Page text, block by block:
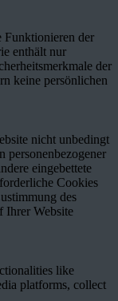
Funktionieren der
enthält nur
der
keine persönlichen
nicht unbedingt
personenbezogener
eingebettete
Cookies
des
Ihrer Website
like
platforms, collect